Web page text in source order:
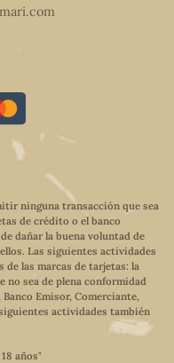
ninguna transacción que sea
de crédito o el banco
dañar la buena voluntad de
Las siguientes actividades
las marcas de tarjetas: la
no sea de plena conformidad
Emisor, Comerciante,
actividades también
años"